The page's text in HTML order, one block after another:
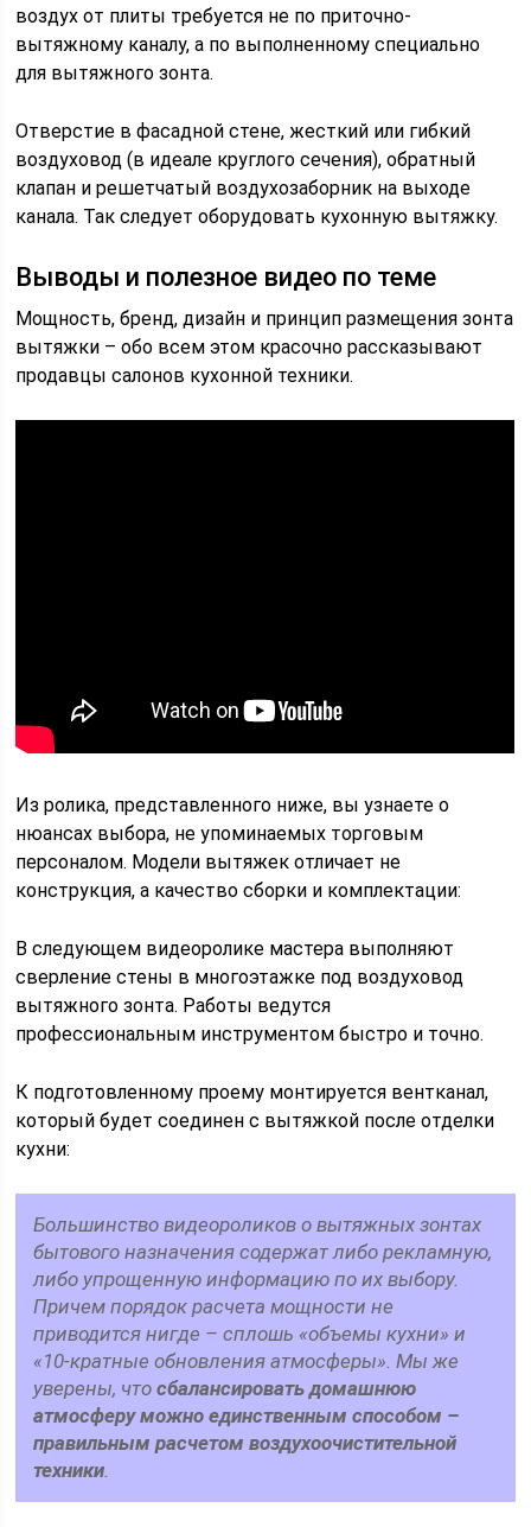
воздух от плиты требуется не по приточно-
вытяжному каналу, а по выполненному специально
для вытяжного зонта.
Отверстие в фасадной стене, жесткий или гибкий
воздуховод (в идеале круглого сечения), обратный
клапан и решетчатый воздухозаборник на выходе
канала. Так следует оборудовать кухонную вытяжку.
Выводы и полезное видео по теме
Мощность, бренд, дизайн и принцип размещения зонта
вытяжки – обо всем этом красочно рассказывают
продавцы салонов кухонной техники.
Из ролика, представленного ниже, вы узнаете о
нюансах выбора, не упоминаемых торговым
персоналом. Модели вытяжек отличает не
конструкция, а качество сборки и комплектации:
В следующем видеоролике мастера выполняют
сверление стены в многоэтажке под воздуховод
вытяжного зонта. Работы ведутся
профессиональным инструментом быстро и точно.
К подготовленному проему монтируется вентканал,
который будет соединен с вытяжкой после отделки
кухни:
Большинство видеороликов о вытяжных зонтах
бытового назначения содержат либо рекламную,
либо упрощенную информацию по их выбору.
Причем порядок расчета мощности не
приводится нигде – сплошь «объемы кухни» и
«10-кратные обновления атмосферы». Мы же
уверены, чтосбалансировать домашнюю
атмосферу можно единственным способом –
правильным расчетом воздухоочистительной
техники.